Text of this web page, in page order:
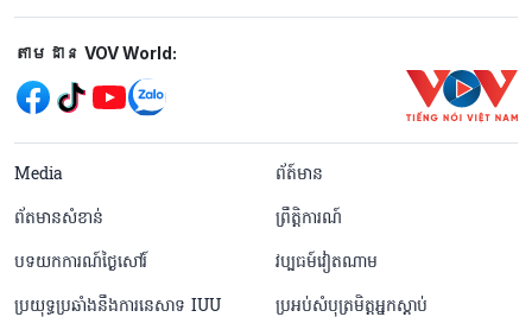
Mạng xã hội
តាមដាន VOV World:
menu footer tiếng Khmer
Media
ព័ត៍មាន
ព័តមានសំខាន់
ព្រឹត្តិការណ៍
បទយកការណ៍ថ្ងៃសៅរ៍
វប្បធម៍វៀតណាម
ប្រយុទ្ធប្រឆាំងនឹងការនេសាទ IUU
ប្រអប់សំបុត្រមិត្តអ្នកស្តាប់